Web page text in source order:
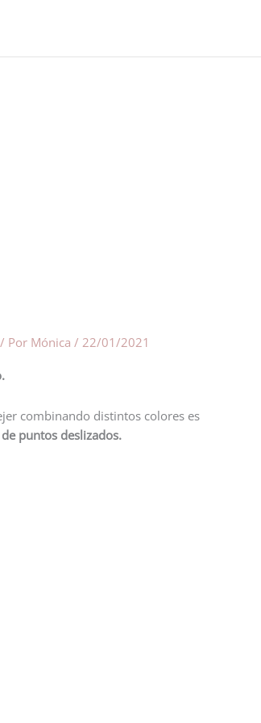
/ Por Mónica/ 22/01/2021
combinando distintos colores es
puntos deslizados.